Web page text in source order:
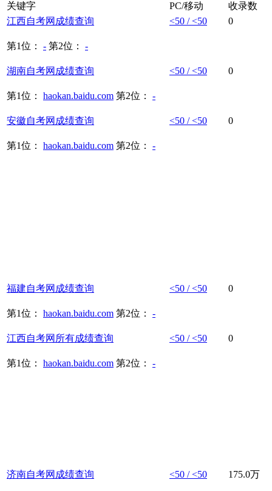
关键字 PC/移动
收录数
江西自考网 成绩查询 <50 / <50 0
第1位： - 第2位： -
湖南自考网 成绩查询 <50 / <50 0
第1位： haokan.baidu.com 第2位： -
安徽自考网 成绩查询 <50 / <50 0
第1位： haokan.baidu.com 第2位： -
福建自考网 成绩查询 <50 / <50 0
第1位： haokan.baidu.com 第2位： -
江西自考网 所有成绩查询 <50 / <50 0
第1位： haokan.baidu.com 第2位： -
济南自考网 成绩查询 <50 / <50 175.0万